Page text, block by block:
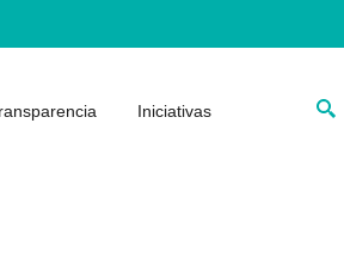
Iniciativas